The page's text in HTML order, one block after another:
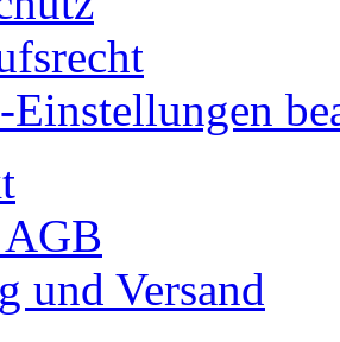
AGB
und Versand